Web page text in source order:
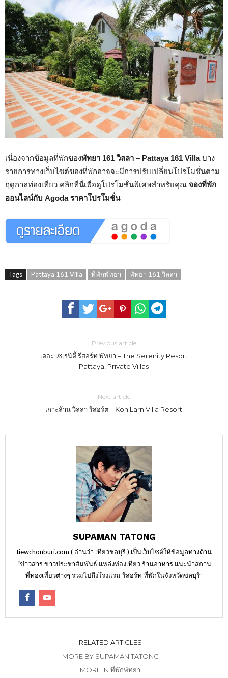
เนื่องจากข้อมูลที่พักของพัทยา 161 วิลลา – Pattaya 161 Villaบาง
รายการทางเว็บไซต์ของที่พักอาจจะมีการปรับเปลี่ยนโปรโมชั่นตาม
ฤดูกาลท่องเที่ยว คลิกที่นี่เพื่อดูโปรโมชั่นพิเศษสำหรับคุณ จองที่พัก
ออนไลน์กับ Agoda ราคาโปรโมชั่น
Tags Pattaya 161 Villa ที่พักพัทยา พัทยา 161 วิลลา
Previous article
เดอะ เซเรนิตี้ รีสอร์ท พัทยา – The Serenity Resort
Pattaya, Private Villas
Next article
เกาะล้าน วิลลา รีสอร์ต – Koh Larn Villa Resort
SUPAMAN TATONG
tiewchonburi.com ( อ่านว่า เที่ยวชลบุรี ) เป็นเว็บไซต์ให้ข้อมูลทางด้าน
“ข่าวสาร ข่าวประชาสัมพันธ์ แหล่งท่องเที่ยว ร้านอาหาร แนะนำสถาน
ที่ท่องเที่ยวต่างๆ รวมไปถึงโรงแรม รีสอร์ท ที่พักในจังหวัดชลบุรี”
RELATED ARTICLES
MORE BY SUPAMAN TATONG
MORE IN ที่พักพัทยา